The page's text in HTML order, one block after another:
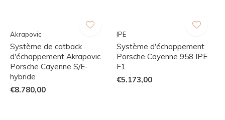
Akrapovic
Système de catback
d'échappement Akrapovic
Porsche Cayenne S/E-
hybride
€8.780,00
IPE
Système d'échappement
Porsche Cayenne 958 IPE
F1
€5.173,00